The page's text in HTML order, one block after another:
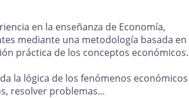
en la enseñanza de Economía,
mediante una metodología basada en
práctica de los conceptos económicos.
la lógica de los fenómenos económicos
resolver problemas...